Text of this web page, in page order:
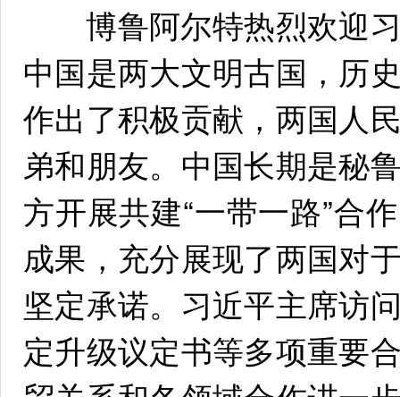
博鲁阿尔特热烈欢迎习
中国是两大文明古国，历
作出了积极贡献，两国人
弟和朋友。中国长期是秘
方开展共建“一带一路”合
成果，充分展现了两国对
坚定承诺。习近平主席访
定升级议定书等多项重要